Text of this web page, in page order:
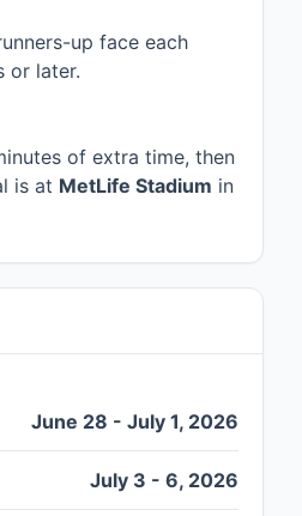
up face each
or later.
of extra time, then
is at MetLife Stadium in
June 28 - July 1, 2026
July 3 - 6, 2026